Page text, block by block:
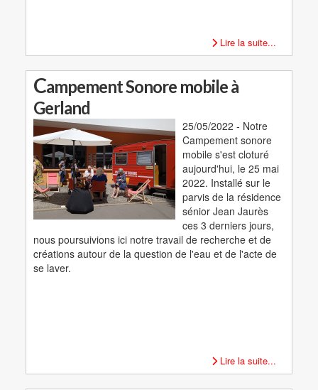
Lire la suite...
Campement Sonore mobile à
Gerland
25/05/2022 - Notre
Campement sonore
mobile s'est cloturé
aujourd'hui, le 25 mai
2022. Installé sur le
parvis de la résidence
sénior Jean Jaurès
ces 3 derniers jours,
nous poursuivions ici notre travail de recherche et de
créations autour de la question de l'eau et de l'acte de
se laver.
Lire la suite...